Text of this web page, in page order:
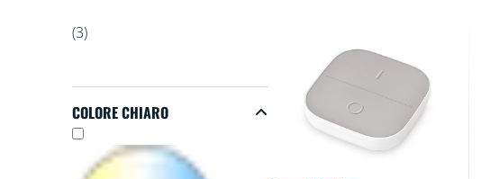
(3)
COLORE CHIARO
Colore chiaro